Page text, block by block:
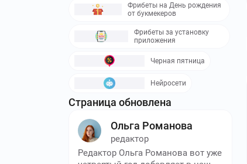
Фрибеты на День рождения
от букмекеров
Фрибеты за установку
приложения
Черная пятница
Нейросети
Страница обновлена
Ольга Романова
редактор
Редактор Ольга Романова вот уже